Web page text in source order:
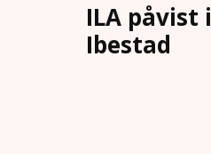
ILA påvist i
Ibestad